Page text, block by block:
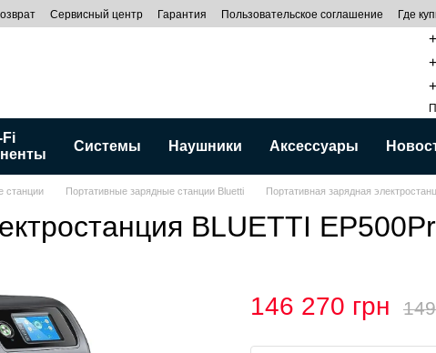
Сервисный центр Гарантия Пользовательское соглашение Где
Fi
Системы Наушники Аксессуары
станции Портативные зарядные станции Bluetti Портативная зарядная
BLUETTI
146 270 грн